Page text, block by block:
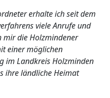
erhalte ich seit dem
viele Anrufe und
mir die Holzmindener
einer möglichen
im Landkreis Holzminden
ihre ländliche Heimat